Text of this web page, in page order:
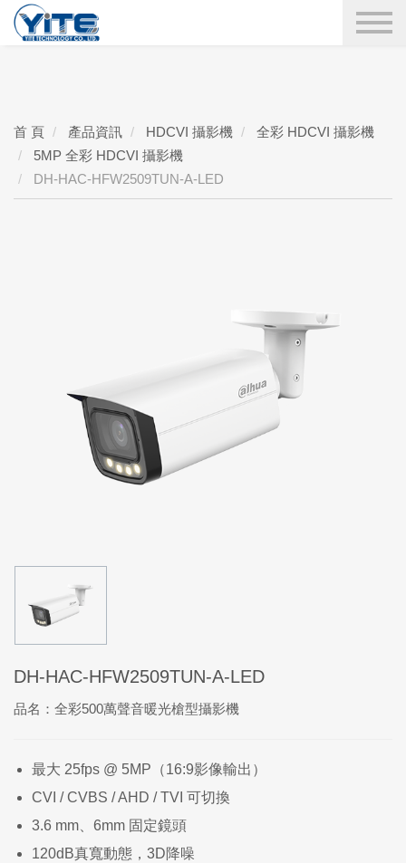
YITE Technology
首 頁 產品資訊 HDCVI 攝影機
全彩 HDCVI 攝影機
5MP 全彩 HDCVI 攝影機
DH-HAC-HFW2509TUN-A-LED
DH-HAC-HFW2509TUN-A-LED
品名：全彩500萬聲音暖光槍型攝影機
最大 25fps @ 5MP（16:9影像輸出）
CVI / CVBS / AHD / TVI 可切換
3.6 mm、6mm 固定鏡頭
120dB真寬動態，3D降噪